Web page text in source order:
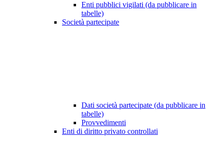
Enti pubblici vigilati (da pubblicare in
tabelle)
Società partecipate
Dati società partecipate (da pubblicare in
tabelle)
Provvedimenti
Enti di diritto privato controllati